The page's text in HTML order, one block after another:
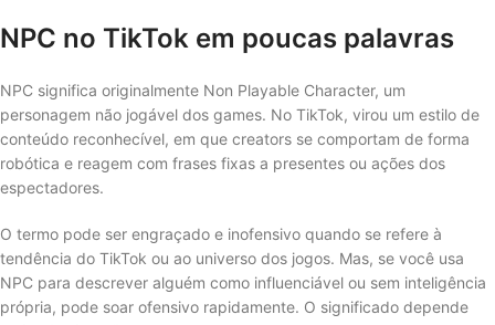
NPC no TikTok em poucas palavras
NPC significa originalmente Non Playable Character, um
personagem não jogável dos games. No TikTok, virou um estilo de
conteúdo reconhecível, em que creators se comportam de forma
robótica e reagem com frases fixas a presentes ou ações dos
espectadores.
O termo pode ser engraçado e inofensivo quando se refere à
tendência do TikTok ou ao universo dos jogos. Mas, se você usa
NPC para descrever alguém como influenciável ou sem inteligência
própria, pode soar ofensivo rapidamente. O significado depende